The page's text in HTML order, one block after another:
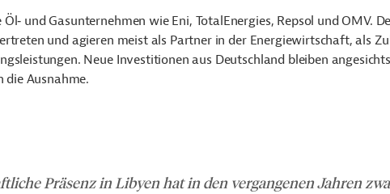
und Gasunternehmen wie Eni, TotalEnergies, Repsol und OMV.
und agieren meist als Partner in der Energiewirtschaft, als
Neue Investitionen aus Deutschland bleiben
die Ausnahme.
Präsenz in Libyen hat in den vergangenen Jahren